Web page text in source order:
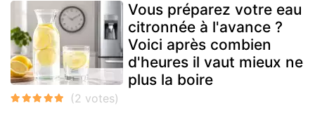
Vous préparez votre eau
citronnée à l'avance ?
Voici après combien
d'heures il vaut mieux ne
plus la boire